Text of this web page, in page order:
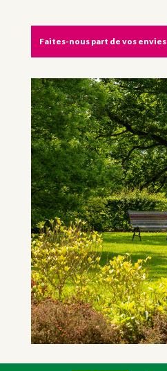
Faites-nous part de vos envies